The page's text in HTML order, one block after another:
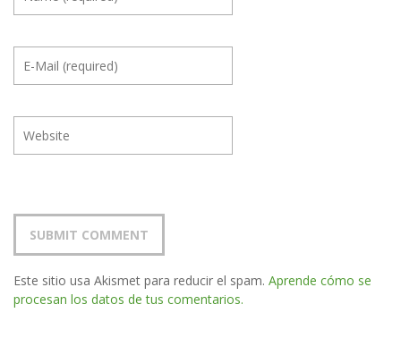
Este sitio usa Akismet para reducir el spam. Aprende cómo se
procesan los datos de tus comentarios.